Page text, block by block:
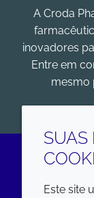
A Croda
inovadores
Entre em
mesmo
SUAS
Este site